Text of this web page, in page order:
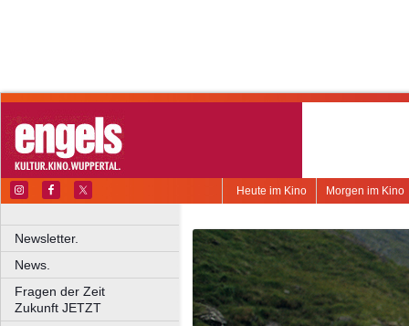
Morgen im Kino
Heute im Kino
Newsletter.
News.
Fragen der Zeit
Zukunft JETZT